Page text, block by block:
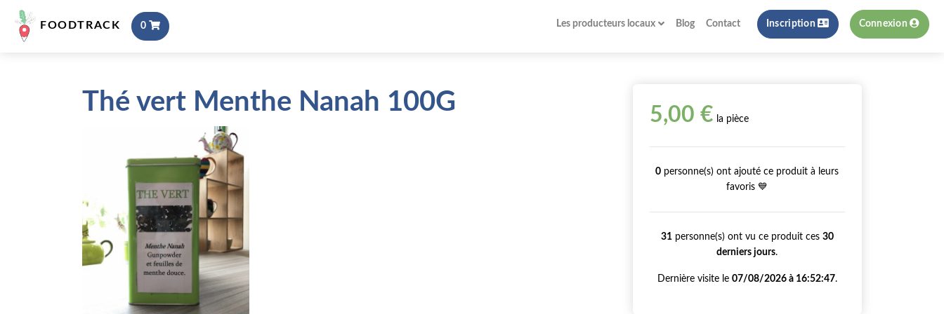
FOODTRACK 0 Les producteurs locaux Blog Contact Inscription Connexion
Thé vert Menthe Nanah 100G 5,00 € la pièce
0 personne(s) ont ajouté ce produit à leurs
favoris 💙
31personne(s) ont vu ce produit ces 30
derniers jours.
Dernière visite le 07/08/2026 à 16:52:47.